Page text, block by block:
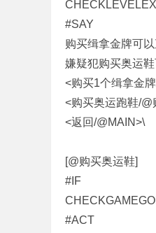
#SAY
购买缉拿金牌可
嫌疑犯购买奥运
<购买1个缉拿金
<购买奥运跑鞋/@
<返回/@MAIN>\
[@购买奥运鞋]
#IF
#ACT